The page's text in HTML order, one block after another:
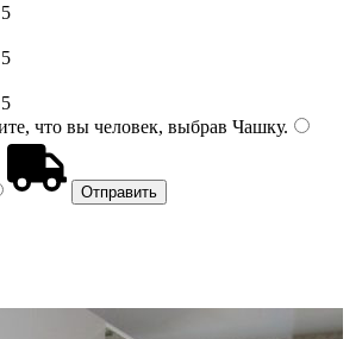
5
5
5
что вы человек, выбрав Чашку.